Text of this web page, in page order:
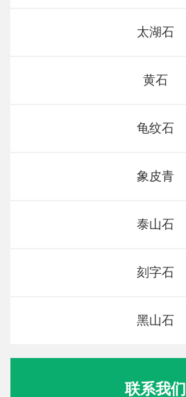
太湖石
黄石
龟纹石
象皮青
泰山石
刻字石
黑山石
联系我们